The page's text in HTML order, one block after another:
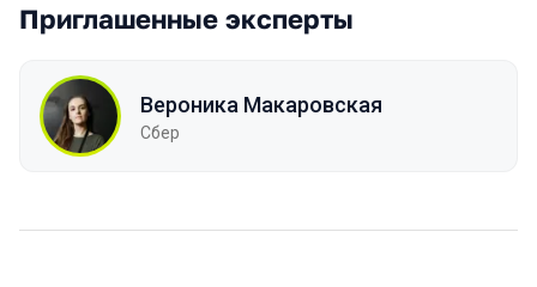
Приглашенные эксперты
Вероника Макаровская
Сбер